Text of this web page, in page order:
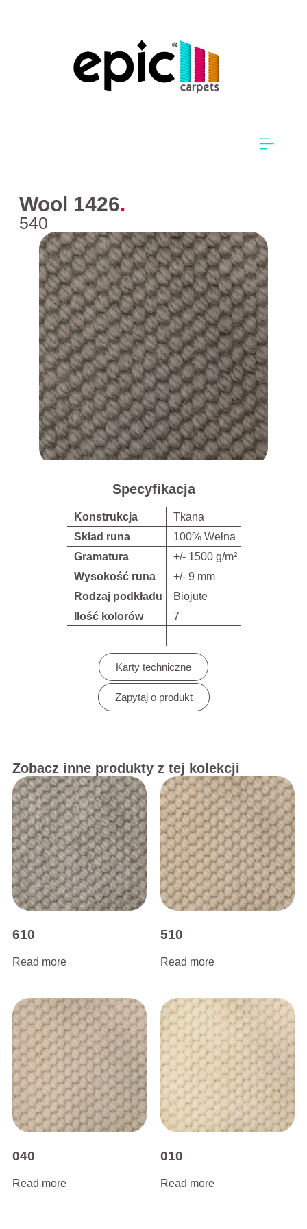
Wool 1426.
540
Specyfikacja
Konstrukcja
Tkana
Skład runa
100% Wełna
Gramatura
+/- 1500 g/m²
Wysokość runa
+/- 9 mm
Rodzaj podkładu
Biojute
Ilość kolorów
7
Karty techniczne
Zapytaj o produkt
Zobacz inne produkty z tej kolekcji
610
Read more
510
Read more
040
Read more
010
Read more